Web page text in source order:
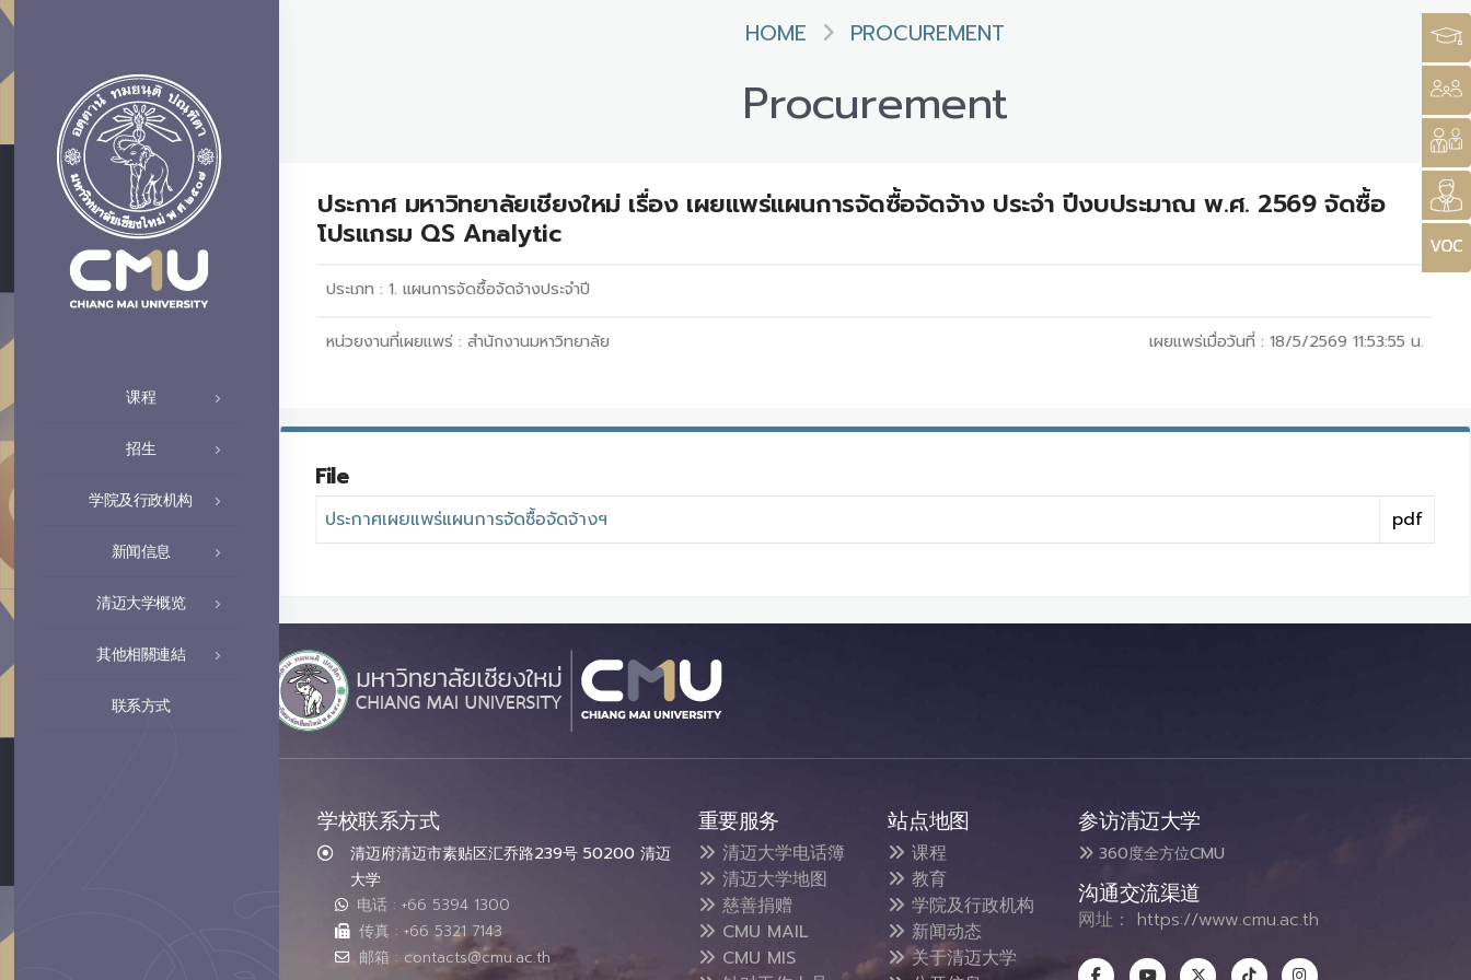
课程
招生
学院及行政机构
新闻信息
清迈大学概览
其他相關連結
联系方式
HOME PROCUREMENT
Procurement
ประกาศ มหาวิทยาลัยเชียงใหม่ เรื่อง เผยแพร่แผนการจัดซื้อจัดจ้าง ประจำ ปีงบประมาณ พ.ศ. 2569 จัดซื้อ
โปรแกรม QS Analytic
ประเภท : 1. แผนการจัดซื้อจัดจ้างประจำปี
หน่วยงานที่เผยแพร่ : สำนักงานมหาวิทยาลัย เผยแพร่เมื่อวันที่ : 18/5/2569 11:53:55 น.
File
ประกาศเผยแพร่แผนการจัดซื้อจัดจ้างฯ pdf
学校联系方式
清迈府清迈市素贴区汇乔路239号 50200 清迈
大学
电话 : +66 5394 1300
传真 : +66 5321 7143
邮箱 : contacts@cmu.ac.th
重要服务
清迈大学电话簿
清迈大学地图
慈善捐赠
CMU MAIL
CMU MIS
站点地图
课程
教育
学院及行政机构
新闻动态
关于清迈大学
参访清迈大学
360度全方位CMU
沟通交流渠道
网址： https://www.cmu.ac.th